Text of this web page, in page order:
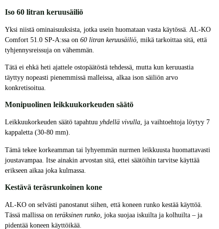
Iso 60 litran keruusäiliö
Yksi niistä ominaisuuksista, jotka usein huomataan vasta käytössä. AL-KO
Comfort 51.0 SP-A:ssa on 60 litran keruusäiliö , mikä tarkoittaa sitä, että
tyhjennysreissuja on vähemmän.
Tätä ei ehkä heti ajattele ostopäätöstä tehdessä, mutta kun keruuastia
täyttyy nopeasti pienemmissä malleissa, alkaa ison säiliön arvo
konkretisoitua.
Monipuolinen leikkuukorkeuden säätö
Leikkuukorkeuden säätö tapahtuu yhdellä vivulla, ja vaihtoehtoja löytyy 7
kappaletta (30-80 mm).
Tämä tekee korkeamman tai lyhyemmän nurmen leikkuusta huomattavasti
joustavampaa. Itse ainakin arvostan sitä, ettei säätöihin tarvitse käyttää
erikseen aikaa joka kulmassa.
Kestävä teräsrunkoinen kone
AL-KO on selvästi panostanut siihen, että koneen runko kestää käyttöä.
Tässä mallissa on teräksinen runko, joka suojaa iskuilta ja kolhuilta – ja
pidentää koneen käyttöikää.